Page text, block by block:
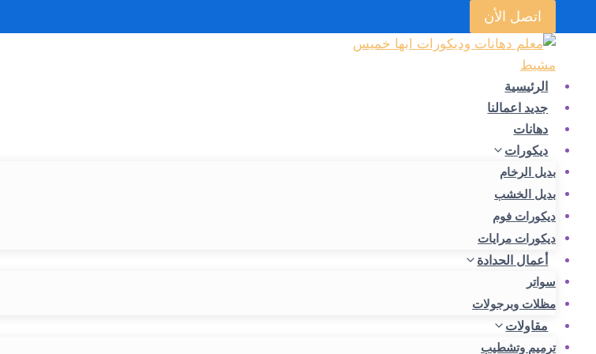
إلى
اتصل الأن
الرئيسية
جديد اعمالنا
دهانات
ديكورات
بديل الرخام
بديل الخشب
ديكورات فوم
ديكورات مرايات
أعمال الحدادة
سواتر
مظلات وبرجولات
مقاولات
ترميم وتشطيب